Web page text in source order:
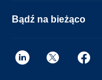
Bądź na bieżąco